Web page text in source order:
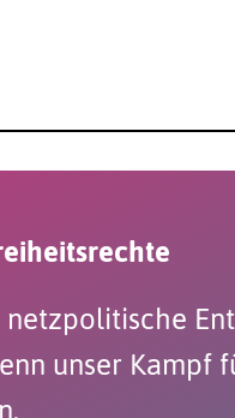
unser Kampf